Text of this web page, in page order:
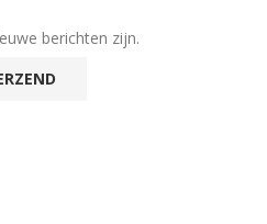
berichten zijn.